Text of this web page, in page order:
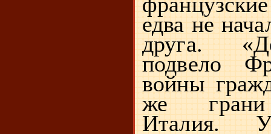
едва не
друга.
подвело
войны
же грани
Италия.